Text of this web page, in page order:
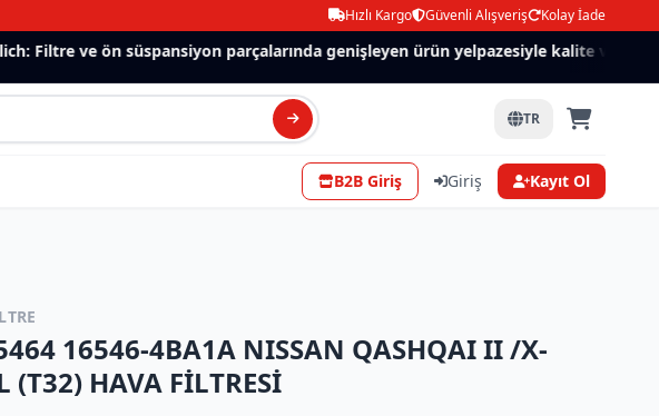
Hızlı Kargo Güvenli Alışveriş Kolay İade
Filtre ve ön süspansiyon parçalarında genişleyen ürün yelpazesiyle kalite ve güven.
TR
B2B Giriş Giriş Kayıt Ol
16546-4BA1A NISSAN QASHQAI II /X-
(T32) HAVA FİLTRESİ